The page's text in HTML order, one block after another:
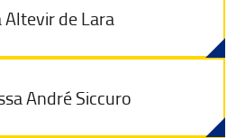
Altevir de Lara
André Siccuro